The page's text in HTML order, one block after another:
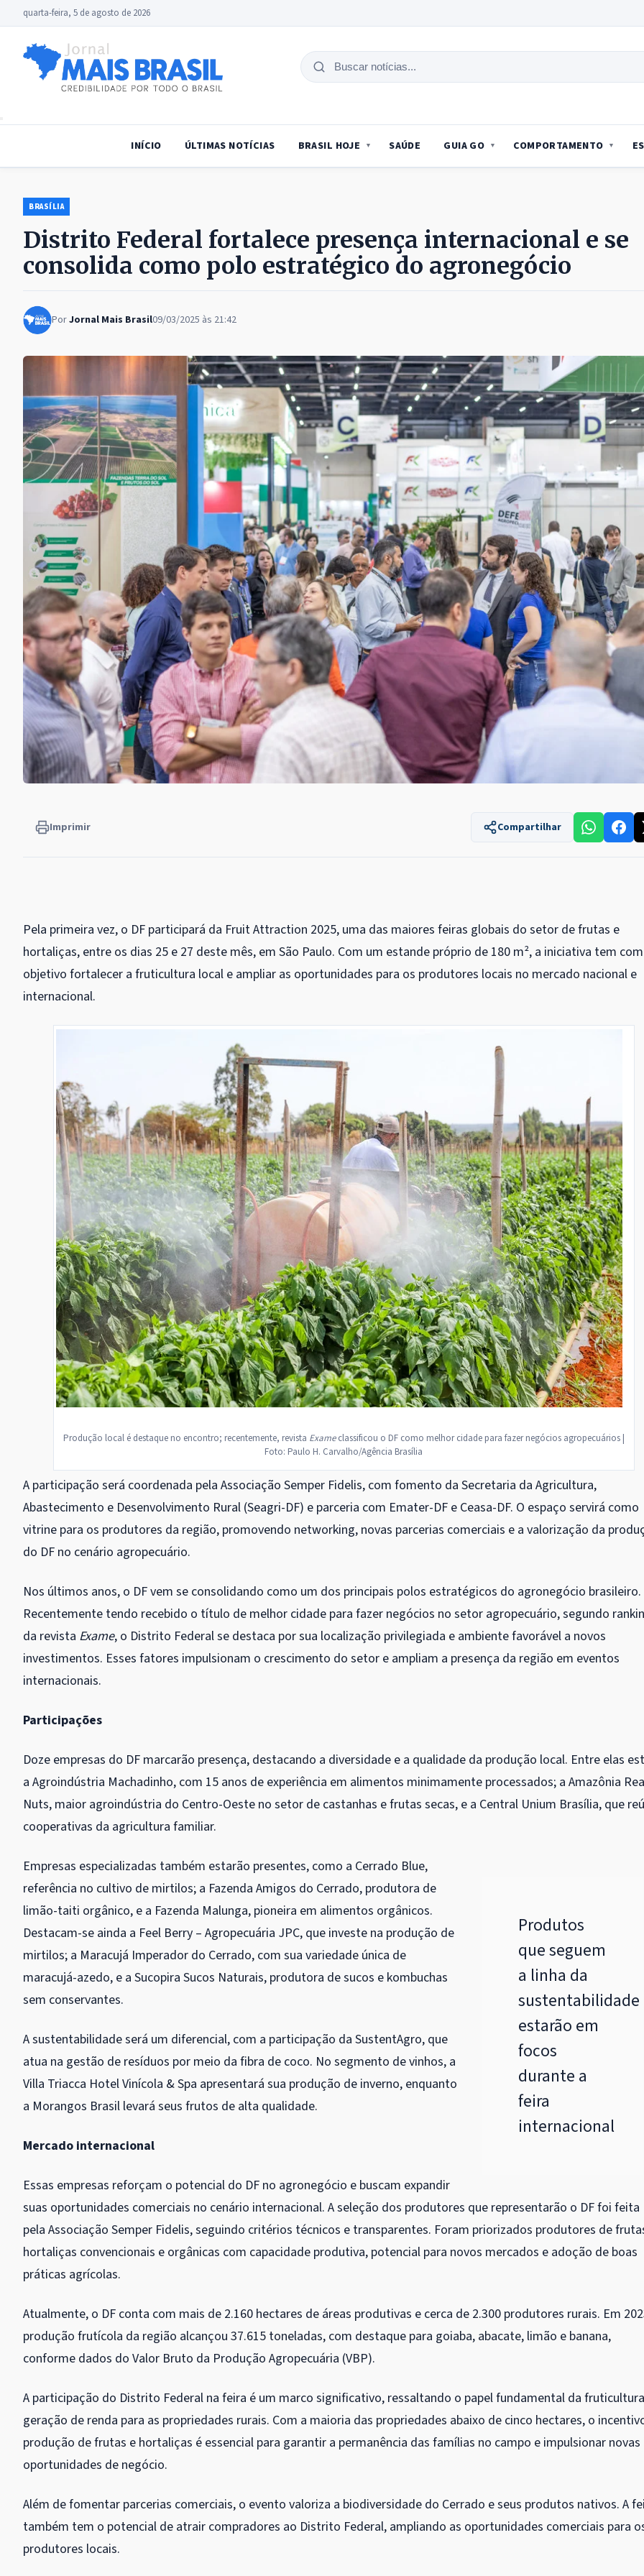
quarta-feira, 5 de agosto de 2026
Buscar
INÍCIO ÚLTIMAS NOTÍCIAS BRASIL HOJE SAÚDE GUIA GO COMPORTAMENTO
BRASÍLIA
Distrito Federal fortalece presença internacional e se
consolida como polo estratégico do agronegócio
PorJornal Mais Brasil09/03/2025 às 21:42
Imprimir Compartilhar
Pela primeira vez, o DF participará da Fruit Attraction 2025, uma das maiores feiras globais do setor de frutas e
hortaliças, entre os dias 25 e 27 deste mês, em São Paulo. Com um estande próprio de 180 m², a iniciativa tem
objetivo fortalecer a fruticultura local e ampliar as oportunidades para os produtores locais no mercado nacional e
internacional.
Produção local é destaque no encontro; recentemente, revista Exameclassificou o DF como melhor cidade para fazer negócios agropecuários |
Foto: Paulo H. Carvalho/Agência Brasília
A participação será coordenada pela Associação Semper Fidelis, com fomento da Secretaria da Agricultura,
Abastecimento e Desenvolvimento Rural (Seagri-DF) e parceria com Emater-DF e Ceasa-DF. O espaço servirá como
vitrine para os produtores da região, promovendo networking, novas parcerias comerciais e a valorização da
do DF no cenário agropecuário.
Nos últimos anos, o DF vem se consolidando como um dos principais polos estratégicos do agronegócio brasileiro.
Recentemente tendo recebido o título de melhor cidade para fazer negócios no setor agropecuário, segundo
da revista Exame, o Distrito Federal se destaca por sua localização privilegiada e ambiente favorável a novos
investimentos. Esses fatores impulsionam o crescimento do setor e ampliam a presença da região em eventos
internacionais.
Participações
Doze empresas do DF marcarão presença, destacando a diversidade e a qualidade da produção local. Entre elas
a Agroindústria Machadinho, com 15 anos de experiência em alimentos minimamente processados; a Amazônia
Nuts, maior agroindústria do Centro-Oeste no setor de castanhas e frutas secas, e a Central Unium Brasília, que
cooperativas da agricultura familiar.
Produtos
que seguem
a linha da
sustentabilidade
estarão em
focos
durante a
feira
internacional
Empresas especializadas também estarão presentes, como a Cerrado Blue,
referência no cultivo de mirtilos; a Fazenda Amigos do Cerrado, produtora de
limão-taiti orgânico, e a Fazenda Malunga, pioneira em alimentos orgânicos.
Destacam-se ainda a Feel Berry – Agropecuária JPC, que investe na produção de
mirtilos; a Maracujá Imperador do Cerrado, com sua variedade única de
maracujá-azedo, e a Sucopira Sucos Naturais, produtora de sucos e kombuchas
sem conservantes.
A sustentabilidade será um diferencial, com a participação da SustentAgro, que
atua na gestão de resíduos por meio da fibra de coco. No segmento de vinhos, a
Villa Triacca Hotel Vinícola & Spa apresentará sua produção de inverno, enquanto
a Morangos Brasil levará seus frutos de alta qualidade.
Mercado internacional
Essas empresas reforçam o potencial do DF no agronegócio e buscam expandir
suas oportunidades comerciais no cenário internacional. A seleção dos produtores que representarão o DF foi feita
pela Associação Semper Fidelis, seguindo critérios técnicos e transparentes. Foram priorizados produtores de
hortaliças convencionais e orgânicas com capacidade produtiva, potencial para novos mercados e adoção de boas
práticas agrícolas.
Atualmente, o DF conta com mais de 2.160 hectares de áreas produtivas e cerca de 2.300 produtores rurais. Em
produção frutícola da região alcançou 37.615 toneladas, com destaque para goiaba, abacate, limão e banana,
conforme dados do Valor Bruto da Produção Agropecuária (VBP).
A participação do Distrito Federal na feira é um marco significativo, ressaltando o papel fundamental da
geração de renda para as propriedades rurais. Com a maioria das propriedades abaixo de cinco hectares, o
produção de frutas e hortaliças é essencial para garantir a permanência das famílias no campo e impulsionar novas
oportunidades de negócio.
Além de fomentar parcerias comerciais, o evento valoriza a biodiversidade do Cerrado e seus produtos nativos. A
também tem o potencial de atrair compradores ao Distrito Federal, ampliando as oportunidades comerciais para
produtores locais.